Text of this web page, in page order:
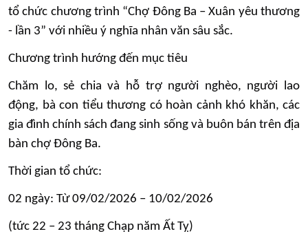
tổ chức chương trình “Chợ Đông Ba – Xuân yêu thương
- lần 3” với nhiều ý nghĩa nhân văn sâu sắc.
Chương trình hướng đến mục tiêu
Chăm lo, sẻ chia và hỗ trợ người nghèo, người lao
động, bà con tiểu thương có hoàn cảnh khó khăn, các
gia đình chính sách đang sinh sống và buôn bán trên địa
bàn chợ Đông Ba.
Thời gian tổ chức:
02 ngày: Từ 09/02/2026 – 10/02/2026
(tức 22 – 23 tháng Chạp năm Ất Tỵ)